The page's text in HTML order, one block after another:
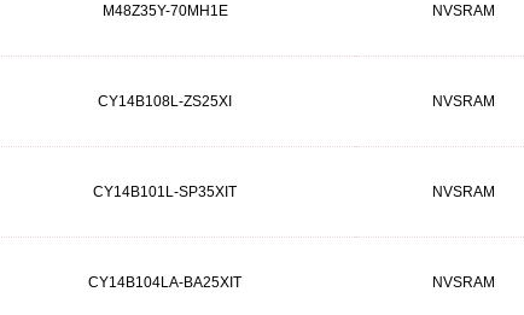
M48Z35Y-70MH1E NVSRAM
CY14B108L-ZS25XI NVSRAM
CY14B101L-SP35XIT NVSRAM
CY14B104LA-BA25XIT NVSRAM